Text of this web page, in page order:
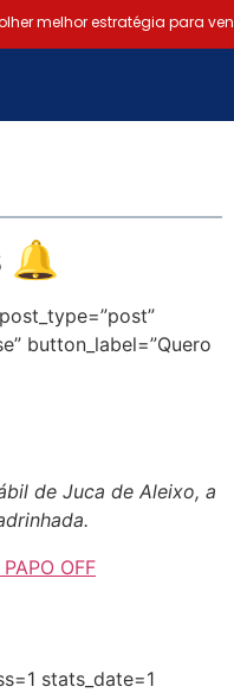
melhor estratégia para
🔔
button_label=”Quero
de Juca de Aleixo, a
stats_date=1